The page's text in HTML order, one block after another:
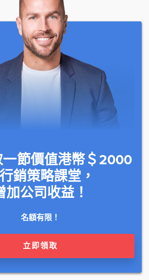
節價值港幣＄2000
銷策略課堂，
加公司收益！
名額有限！
立即領取